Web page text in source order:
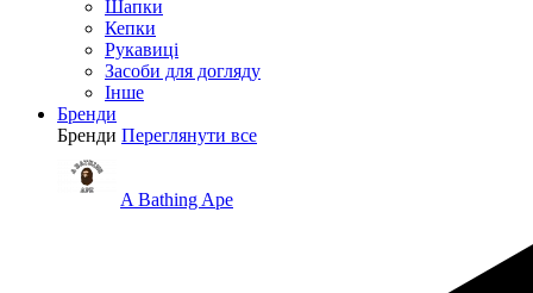
Шапки
Кепки
Рукавиці
Засоби для догляду
Інше
Бренди
Бренди Переглянути все
A Bathing Ape